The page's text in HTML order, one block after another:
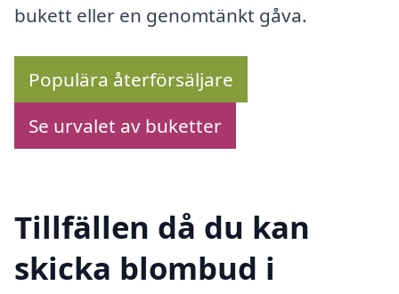
bukett eller en genomtänkt gåva.
Populära återförsäljare
Se urvalet av buketter
Tillfällen då du kan
skicka blombud i